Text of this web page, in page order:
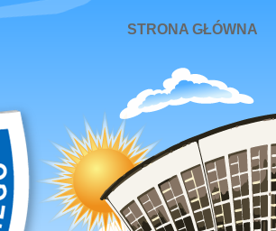
STRONA GŁÓWNA